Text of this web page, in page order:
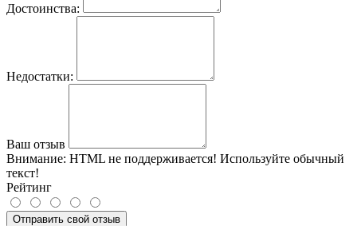
Достоинства:
Недостатки:
Ваш отзыв
Внимание: HTML не поддерживается! Используйте обычный
текст!
Рейтинг
Отправить свой отзыв